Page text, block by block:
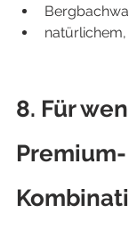
8. Für
Premium-